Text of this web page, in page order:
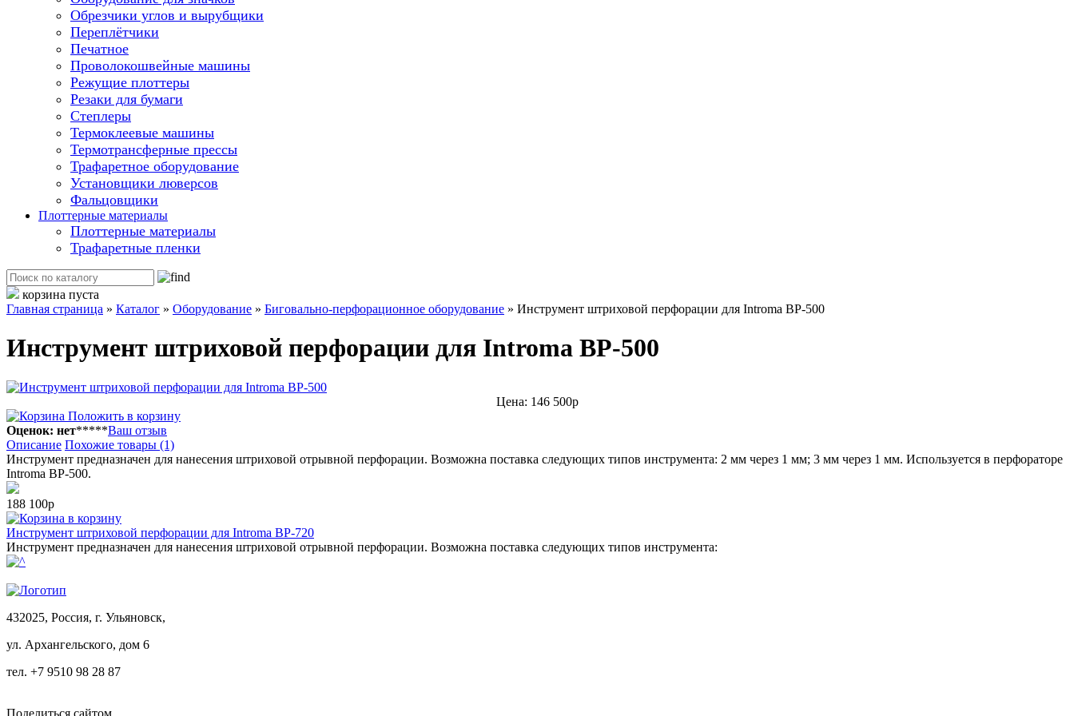
Обрезчики углов и вырубщики
Переплётчики
Печатное
Проволокошвейные машины
Режущие плоттеры
Резаки для бумаги
Степлеры
Термоклеевые машины
Термотрансферные прессы
Трафаретное оборудование
Установщики люверсов
Фальцовщики
Плоттерные материалы
Плоттерные материалы
Трафаретные пленки
корзина пуста
Главная страница » Каталог » Оборудование » Биговально-перфорационное оборудование » Инструмент штриховой перфорации для Introma BP-500
Инструмент штриховой перфорации для Introma BP-500
Цена: 146 500р
Положить в корзину
Оценок: нет*****Ваш отзыв
Описание Похожие товары (1)
Инструмент предназначен для нанесения штриховой отрывной перфорации. Возможна поставка следующих типов инструмента: 2 мм через 1 мм; 3 мм через 1 мм. Используется в перфораторе
Introma BP-500.
188 100р
в корзину
Инструмент штриховой перфорации для Introma BP-720
Инструмент предназначен для нанесения штриховой отрывной перфорации. Возможна поставка следующих типов инструмента:
432025, Россия, г. Ульяновск,
ул. Архангельского, дом 6
тел. +7 9510 98 28 87
Поделиться сайтом